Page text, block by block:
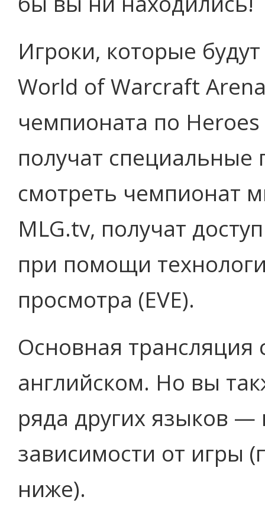
Игроки, которые
World of Warcraft
чемпионата по
получат специальные
смотреть чемпионат
MLG.tv, получат
при помощи
просмотра (EVE).
Основная трансляция
английском. Но вы
ряда других языков —
зависимости от игры
ниже).